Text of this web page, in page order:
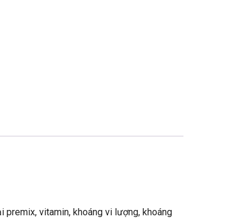
premix, vitamin, khoáng vi lượng, khoáng